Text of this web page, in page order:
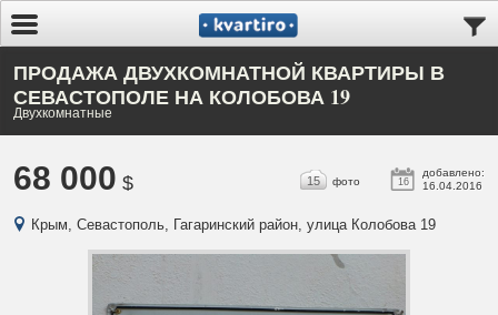
ПРОДАЖА ДВУХКОМНАТНОЙ КВАРТИРЫ В
СЕВАСТОПОЛЕ НА КОЛОБОВА 19
Двухкомнатные
68 000 $ 16
добавлено:
16.04.2016
15 фото
Крым, Севастополь, Гагаринский район, улица Колобова 19